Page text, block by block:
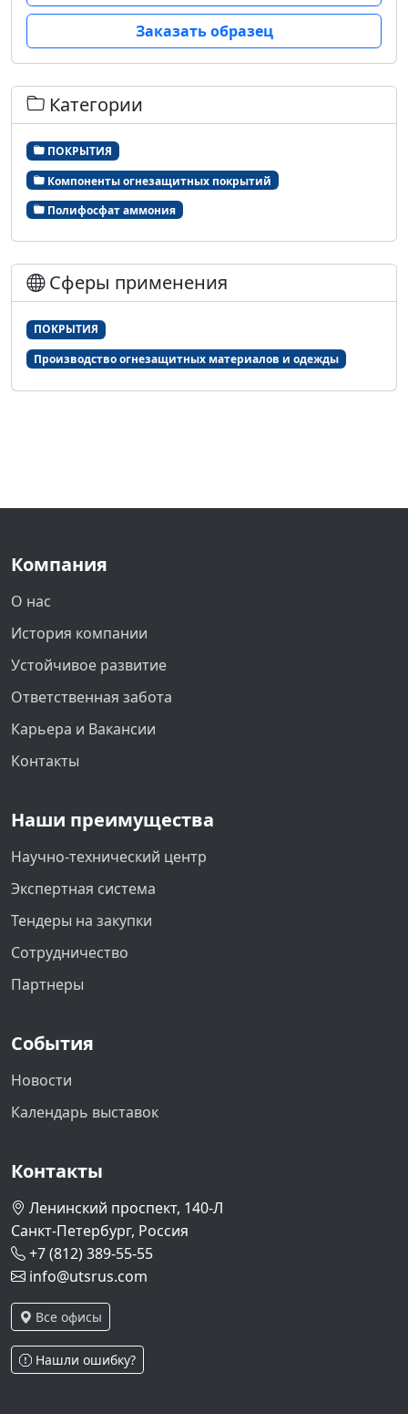
Заказать образец
Категории
ПОКРЫТИЯ
Компоненты огнезащитных покрытий
Полифосфат аммония
Сферы применения
ПОКРЫТИЯ
Производство огнезащитных материалов и одежды
Компания
О нас
История компании
Устойчивое развитие
Ответственная забота
Карьера и Вакансии
Контакты
Наши преимущества
Научно-технический центр
Экспертная система
Тендеры на закупки
Сотрудничество
Партнеры
События
Новости
Календарь выставок
Контакты
Ленинский проспект, 140-Л
Санкт-Петербург, Россия
+7 (812) 389-55-55
info@utsrus.com
Все офисы
Нашли ошибку?